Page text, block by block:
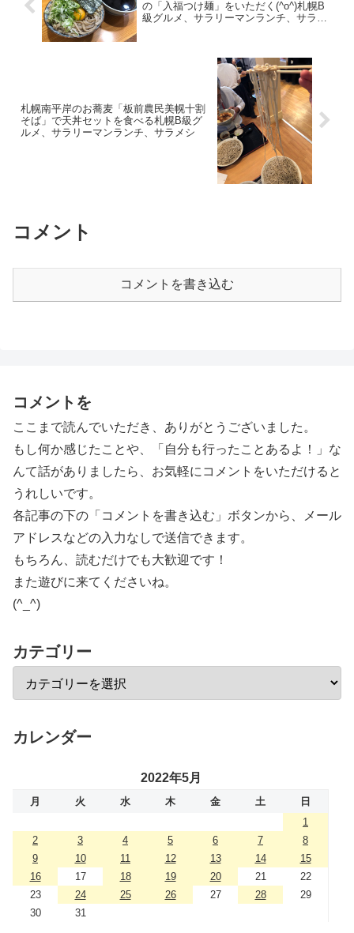
の「入福つけ麺」をいただく(^o^)札幌B
級グルメ、サラリーマンランチ、サラメ
札幌南平岸のお蕎麦「板前農民美幌十割
そば」で天丼セットを食べる札幌B級グ
ルメ、サラリーマンランチ、サラメシ
コメント
コメントを書き込む
コメントを
ここまで読んでいただき、ありがとうございました。
もし何か感じたことや、「自分も行ったことあるよ！」な
んて話がありましたら、お気軽にコメントをいただけると
うれしいです。
各記事の下の「コメントを書き込む」ボタンから、メール
アドレスなどの入力なしで送信できます。
もちろん、読むだけでも大歓迎です！
また遊びに来てくださいね。
(^_^)
カテゴリー
カレンダー
2022年5月
月 火 水 木 金 土
日
1
2
3 4 5 6 7
8
9
10 11 12 13 14
15
16
17 18 19 20 21
22
23
24 25 26 27 28
29
30
31